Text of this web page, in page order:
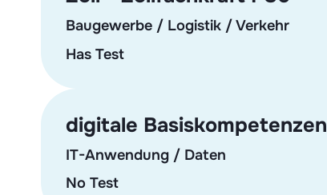
Baugewerbe / Logistik / Verkehr
Has Test
digitale Basiskompetenzen
IT-Anwendung / Daten
No Test